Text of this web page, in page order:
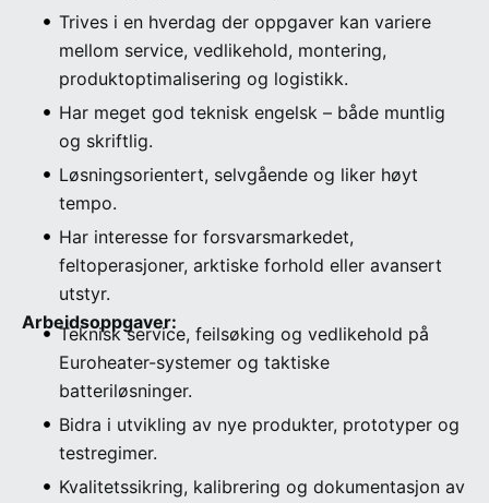
Trives i en hverdag der oppgaver kan variere
mellom service, vedlikehold, montering,
produktoptimalisering og logistikk.
Har meget god teknisk engelsk – både muntlig
og skriftlig.
Løsningsorientert, selvgående og liker høyt
tempo.
Har interesse for forsvarsmarkedet,
feltoperasjoner, arktiske forhold eller avansert
utstyr.
Arbeidsoppgaver:
Teknisk service, feilsøking og vedlikehold på
Euroheater-systemer og taktiske
batteriløsninger.
Bidra i utvikling av nye produkter, prototyper og
testregimer.
Kvalitetssikring, kalibrering og dokumentasjon av